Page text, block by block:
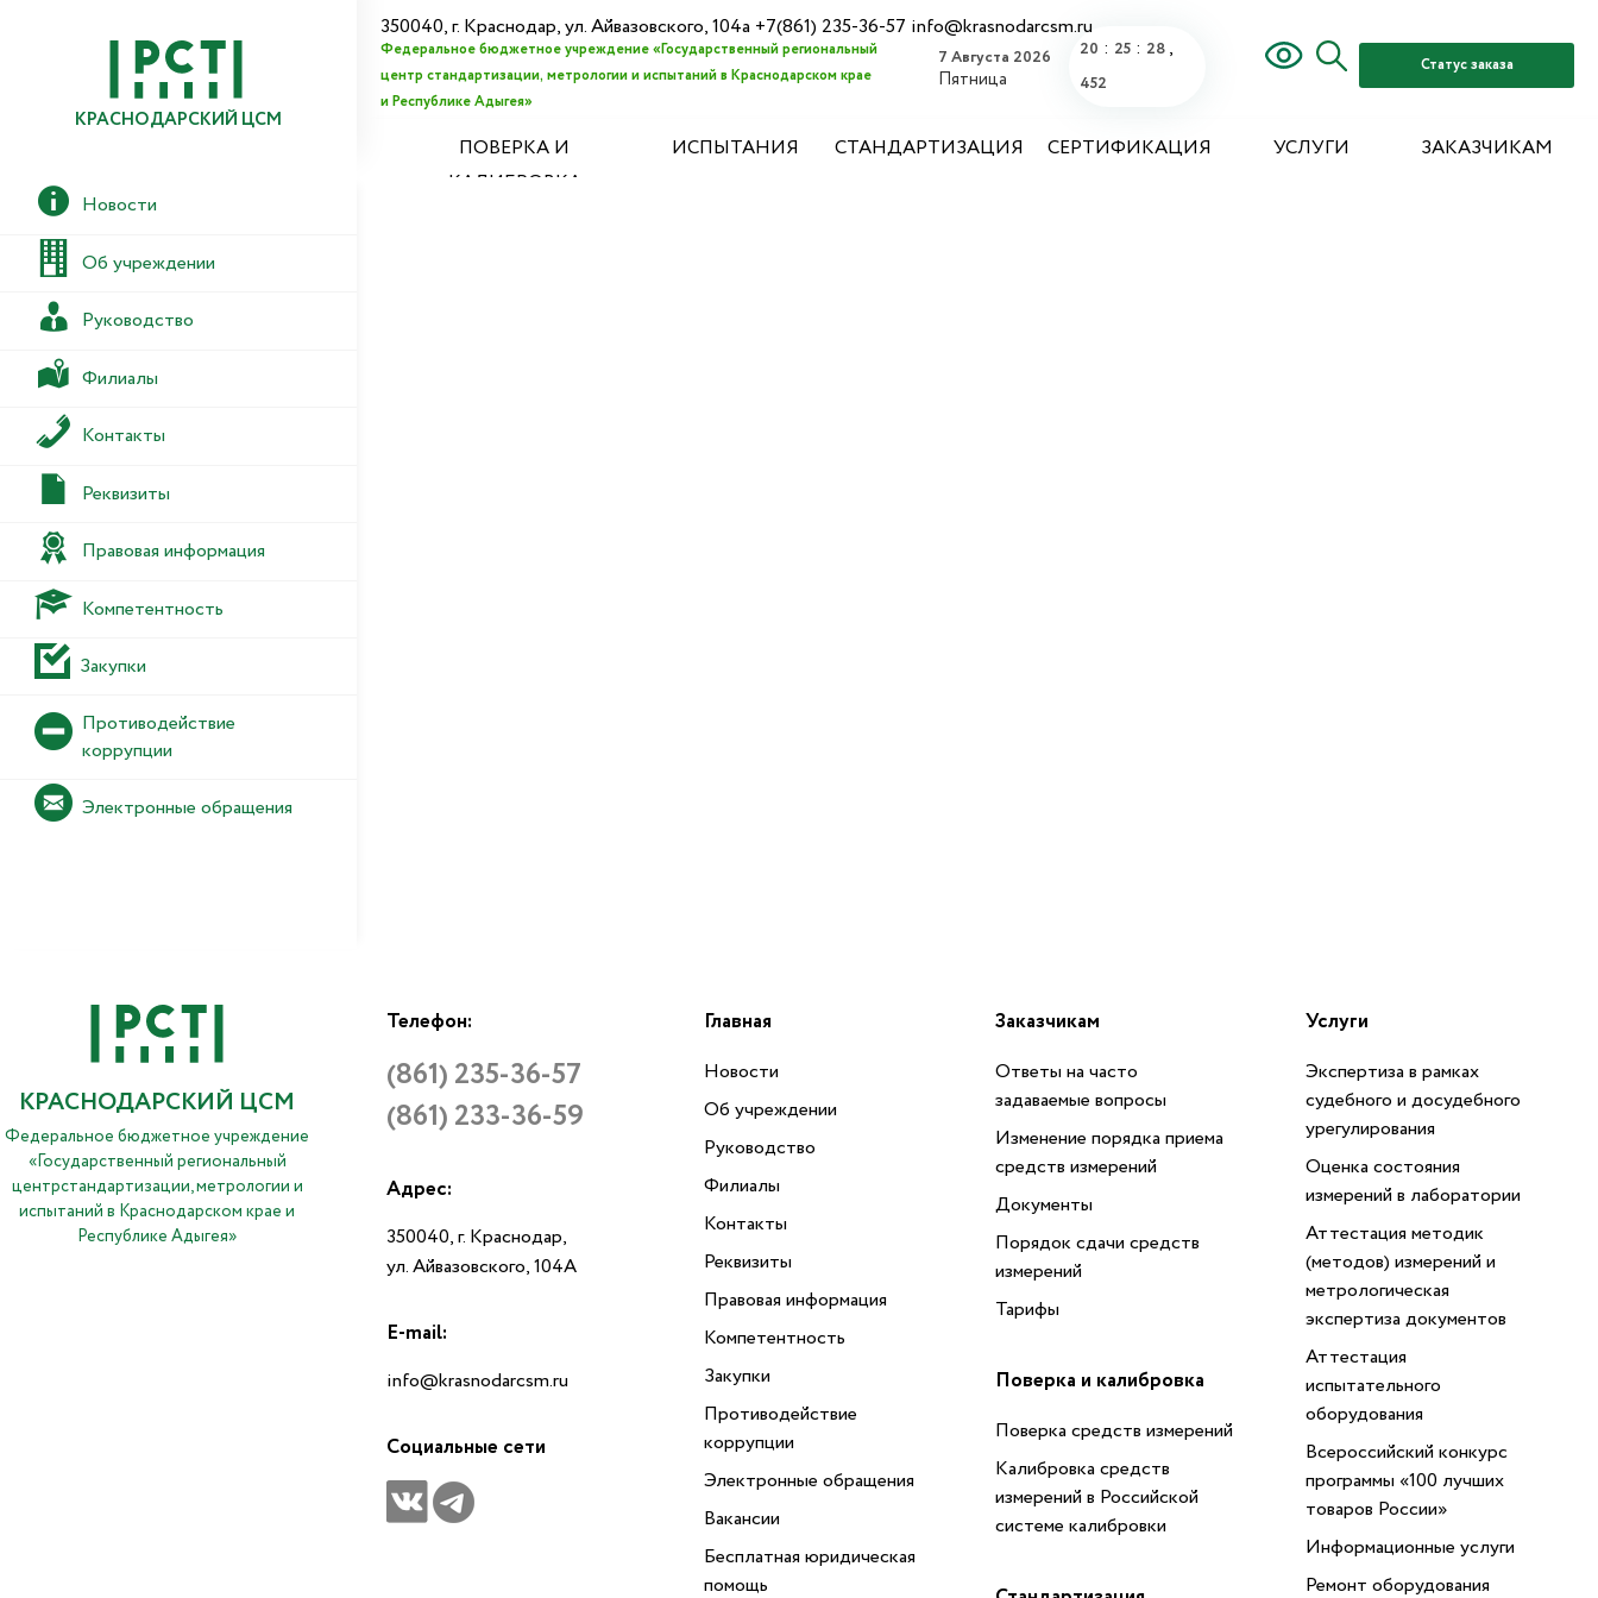
КРАСНОДАРСКИЙ ЦСМ
Федеральное бюджетное учреждение «Государственный региональный
центр стандартизации, метрологии и испытаний в Краснодарском крае
и Республике Адыгея»
350040, г. Краснодар, ул. Айвазовского, 104а +7(861) 235-36-57 info@krasnodarcsm.ru
7 Августа 2026
Пятница
20 : 25: 28,
792
Статус заказа
ПОВЕРКА И
КАЛИБРОВКА
ИСПЫТАНИЯ СТАНДАРТИЗАЦИЯ СЕРТИФИКАЦИЯ УСЛУГИ ЗАКАЗЧИКАМ
Новости
Об учреждении
Руководство
Филиалы
Контакты
Реквизиты
Правовая информация
Компетентность
Закупки
Противодействие
коррупции
Электронные обращения
КРАСНОДАРСКИЙ ЦСМ
Федеральное бюджетное учреждение
«Государственный региональный
центрстандартизации, метрологии и
испытаний в Краснодарском крае и
Республике Адыгея»
Телефон:
(861) 235-36-57
(861) 233-36-59
Адрес:
350040, г. Краснодар,
ул. Айвазовского, 104А
E-mail:
info@krasnodarcsm.ru
Социальные сети
Главная
Новости
Об учреждении
Руководство
Филиалы
Контакты
Реквизиты
Правовая информация
Компетентность
Закупки
Противодействие
коррупции
Электронные обращения
Вакансии
Бесплатная юридическая
помощь
Заказчикам
Ответы на часто
задаваемые вопросы
Изменение порядка приема
средств измерений
Документы
Порядок сдачи средств
измерений
Тарифы
Поверка и калибровка
Поверка средств измерений
Калибровка средств
измерений в Российской
системе калибровки
Услуги
Экспертиза в рамках
судебного и досудебного
урегулирования
Оценка состояния
измерений в лаборатории
Аттестация методик
(методов) измерений и
метрологическая
экспертиза документов
Аттестация
испытательного
оборудования
Всероссийский конкурс
программы «100 лучших
товаров России»
Информационные услуги
Ремонт оборудования